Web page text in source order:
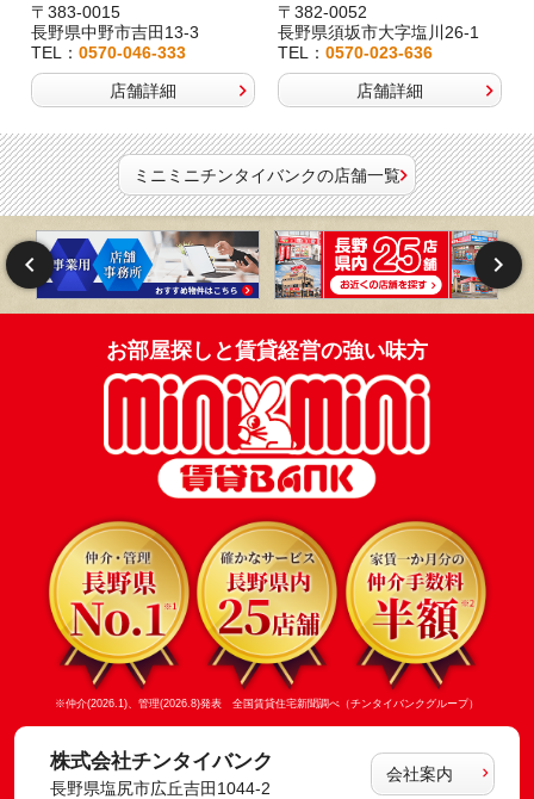
〒383-0015
長野県中野市吉田13-3
TEL： 0570-046-333
店舗詳細
〒382-0052
長野県須坂市大字塩川26-1
TEL：0570-023-636
店舗詳細
ミニミニチンタイバンクの店舗一覧
お部屋探しと賃貸経営の強い味方
※仲介(2026.1)、管理(2026.8)発表 全国賃貸住宅新聞調べ（チンタイバンクグループ）
株式会社チンタイバンク
長野県塩尻市広丘吉田1044-2
会社案内